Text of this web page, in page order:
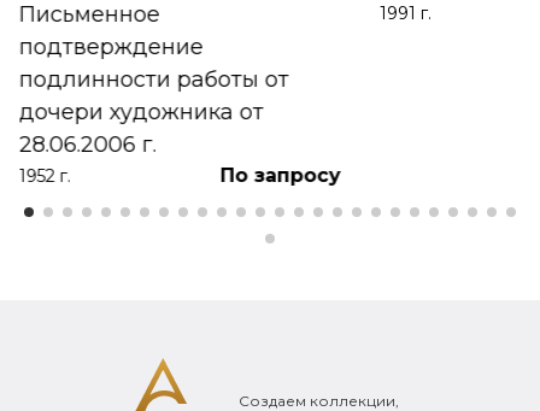
Письменное
подтверждение
подлинности работы от
дочери художника от
28.06.2006 г.
1952 г. По запросу
1991 г.
Создаем коллекции,